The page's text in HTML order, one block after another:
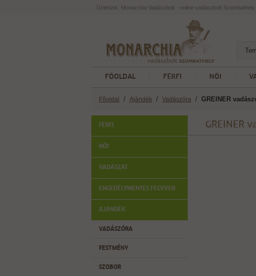
Üzletünk: Monarchia Vadászbolt - online vadászbolt Szombathely
FŐOLDAL FÉRFI NŐI
Főoldal / Ajándék / Vadászóra / GREINER
FÉRFI
NŐI
VADÁSZAT
ENGEDÉLYMENTES FEGYVER
AJÁNDÉK
VADÁSZÓRA
FESTMÉNY
SZOBOR
GREINER